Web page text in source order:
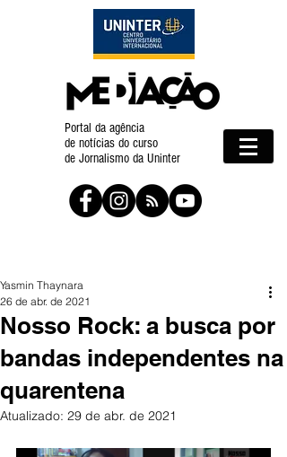
Portal da agência
de notícias do curso
de Jornalismo da Uninter
Nosso Rock: a busca por
bandas independentes na
quarentena
Yasmin Thaynara
26 de abr. de 2021
Atualizado: 29 de abr. de 2021